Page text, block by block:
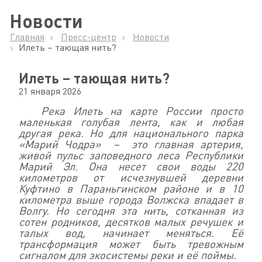
Новости
Главная Пресс-центр
Новости
Илеть – тающая нить?
Илеть – тающая нить?
21 января 2026
Река Илеть на карте России просто
маленькая голубая лента, как и любая
другая река. Но для национального парка
«Марий Чодра»
–
это главная артерия,
живой пульс заповедного леса Республики
Марий Эл. Она несет свои воды 220
километров от исчезнувшей деревни
Куфтино в Параньгинском районе и в 10
километра выше города Волжска впадает в
Волгу. Но сегодня эта нить, сотканная из
сотен родников, десятков малых речушек и
талых вод, начинает меняться. Её
трансформация может быть тревожным
сигналом для экосистемы реки и её поймы.